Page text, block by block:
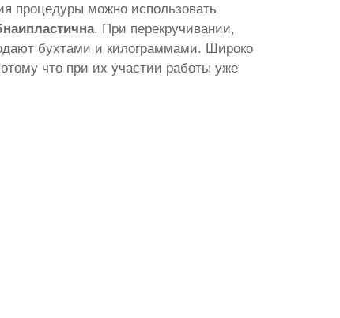
процедуры можно использовать
ипластична. При перекручивании,
бухтами и килограммами. Широко
что при их участии работы уже